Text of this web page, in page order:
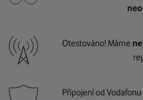
Otestováno! Máme
Připojení od Vodafonu